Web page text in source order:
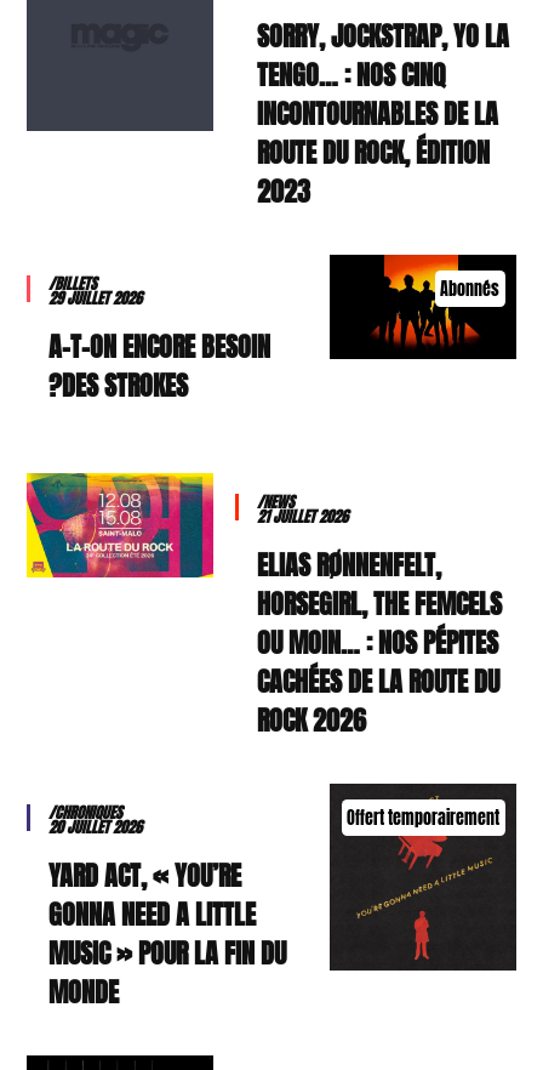
SORRY, JOCKSTRAP, YO LA
TENGO… : NOS CINQ
INCONTOURNABLES DE LA
ROUTE DU ROCK, ÉDITION
2023
Abonnés
/BILLETS
29 JUILLET 2026
A-T-ON ENCORE BESOIN
DES STROKES?
/NEWS
21 JUILLET 2026
ELIAS RØNNENFELT,
HORSEGIRL, THE FEMCELS
OU MOIN… : NOS PÉPITES
CACHÉES DE LA ROUTE DU
ROCK 2026
Offert temporairement
/CHRONIQUES
20 JUILLET 2026
YARD ACT, « YOU’RE
GONNA NEED A LITTLE
MUSIC » POUR LA FIN DU
MONDE